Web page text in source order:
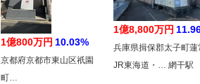
1億800万円 10.03%
京都府京都市東山区祇園
町…
1億8,800万円
兵庫県揖保郡太子町蓮
JR東海道・… 網干駅